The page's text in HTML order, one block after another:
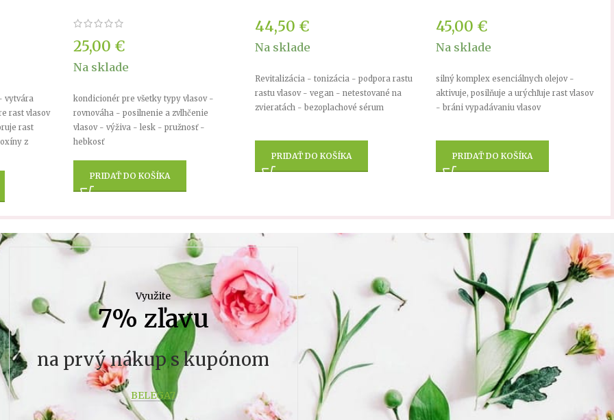
vytvára
rast vlasov
rast
z
25,00 €
Na sklade
kondicionér pre všetky typy vlasov -
rovnováha - posilnenie a zvlhčenie
vlasov - výživa - lesk - pružnosť -
hebkosť
PRIDAŤ DO KOŠÍKA
44,50 €
Na sklade
Revitalizácia - tonizácia - podpora rastu
rastu vlasov - vegan - netestované na
zvieratách - bezoplachové sérum
PRIDAŤ DO KOŠÍKA
45,00 €
Na sklade
silný komplex esenciálnych olejov -
aktivuje, posilňuje a urýchľuje rast vlasov
- bráni vypadávaniu vlasov
PRIDAŤ DO KOŠÍKA
Využite
7% zľavu
na prvý nákup s kupónom
BELEGA7